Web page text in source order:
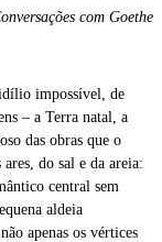
com Goethe
impossível, de
– a Terra natal, a
das obras que o
do sal e da areia:
central sem
aldeia
apenas os vértices